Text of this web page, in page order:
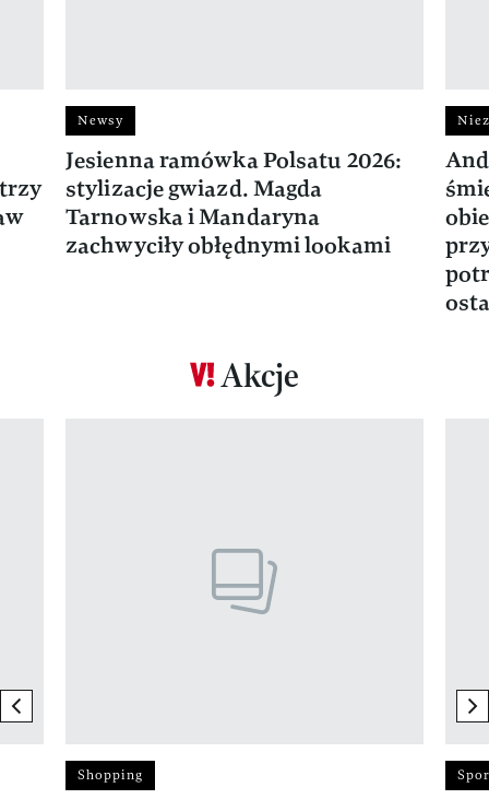
Newsy
Jesienna ramówka Polsatu 2026:
stylizacje gwiazd. Magda
Tarnowska i Mandaryna
zachwyciły obłędnymi lookami
Akcje
previous element
Shopping